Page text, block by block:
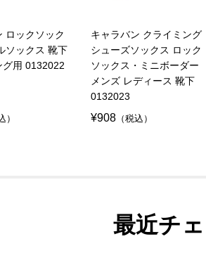
ロックソック
ソックス 靴下
グ用 0132022
）
キャラバン クライミング
シューズソックス ロック
ソックス・ミニボーダー
メンズ レディース 靴下
0132023
¥908 （税込）
最近チ